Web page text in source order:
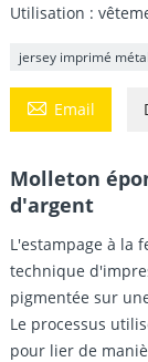
Utilisation :
jersey imprimé
 Email
Molleton
d'argent
L'estampage à la
technique
pigmentée sur
Le processus
pour lier de